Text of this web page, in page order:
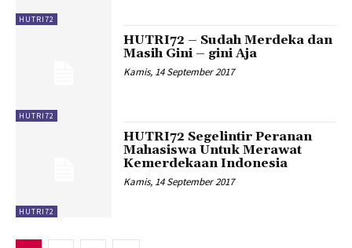
HUTRI72
HUTRI72
HUTRI72 – Sudah Merdeka dan
Masih Gini – gini Aja
Kamis, 14 September 2017
HUTRI72
HUTRI72 Segelintir Peranan
Mahasiswa Untuk Merawat
Kemerdekaan Indonesia
Kamis, 14 September 2017